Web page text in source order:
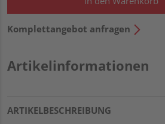
Komplettangebot anfragen
Artikelinformationen
ARTIKELBESCHREIBUNG